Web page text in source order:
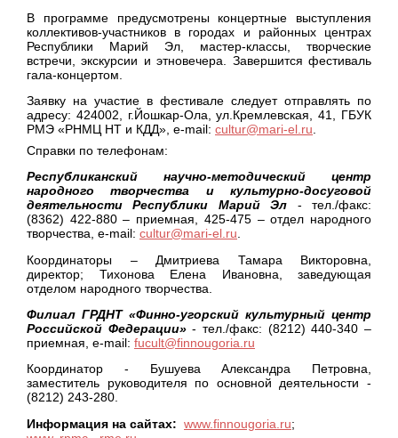
В программе предусмотрены концертные выступления
коллективов-участников в городах и районных центрах
Республики Марий Эл, мастер-классы, творческие
встречи, экскурсии и этновечера. Завершится фестиваль
гала-концертом.
Заявку на участие в фестивале следует отправлять по
адресу: 424002, г.Йошкар-Ола, ул.Кремлевская, 41, ГБУК
РМЭ «РНМЦ НТ и КДД», е-mail: cultur@mari-el.ru
Справки по телефонам:
Республиканский научно-методический центр
народного творчества и культурно-досуговой
деятельности Республики Марий Эл -
тел./факс:
(8362) 422-880 – приемная, 425-475 – отдел народного
творчества, е-mail: cultur@mari-el.ru.
Координаторы – Дмитриева Тамара Викторовна,
директор; Тихонова Елена Ивановна, заведующая
отделом народного творчества.
Филиал ГРДНТ «Финно-угорский культурный центр
Российской Федерации»- тел./факс: (8212) 440-340 –
приемная, е-mail: fucult@finnougoria.ru
Координатор - Бушуева Александра Петровна,
заместитель руководителя по основной деятельности -
(8212) 243-280.
Информация на сайтах: www.finnougoria.ru;